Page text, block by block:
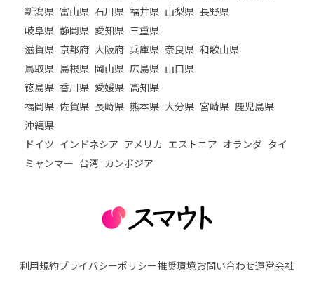
新潟県 富山県 石川県 福井県 山梨県 長野県
岐阜県 静岡県 愛知県 三重県
滋賀県 京都府 大阪府 兵庫県 奈良県 和歌山県
鳥取県 島根県 岡山県 広島県 山口県
徳島県 香川県 愛媛県 高知県
福岡県 佐賀県 長崎県 熊本県 大分県 宮崎県 鹿児島県
沖縄県
ドイツ インドネシア アメリカ エストニア オランダ タイ
ミャンマー 台湾 カンボジア
利用規約プライバシーポリシー推奨環境お問い合わせ運営会社